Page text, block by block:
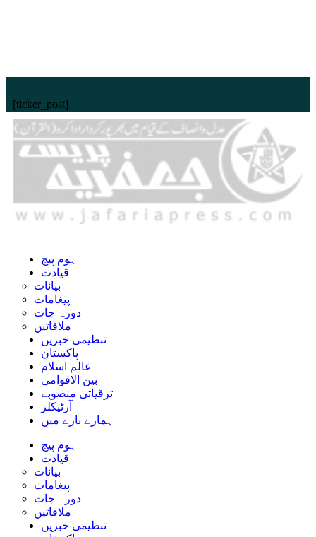
[ticker_post]
ہوم پیج
قیادت
بیانات
پیغامات
دورہ جات
ملاقاتیں
تنظیمی خبریں
پاکستان
عالم اسلام
بین الاقوامی
ترقیاتی منصوبے
آرٹیکلز
ہمارے بارے میں
ہوم پیج
قیادت
بیانات
پیغامات
دورہ جات
ملاقاتیں
تنظیمی خبریں